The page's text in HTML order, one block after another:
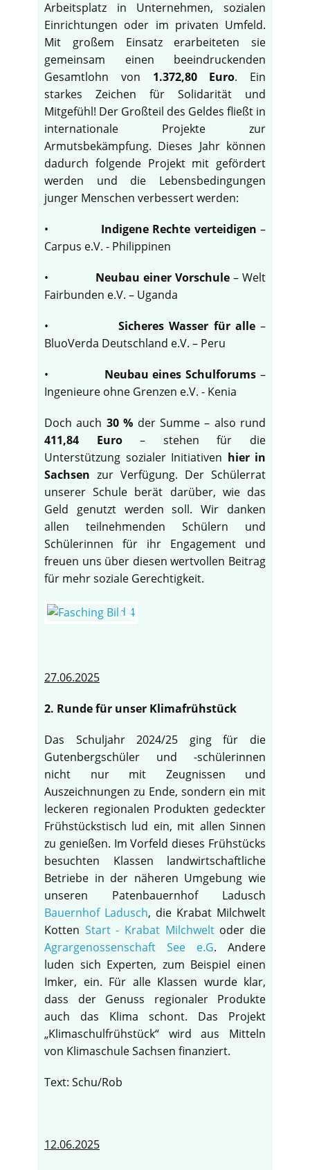
Arbeitsplatz in Unternehmen, sozialen
Einrichtungen oder im privaten Umfeld.
Mit großem Einsatz erarbeiteten sie
gemeinsam einen beeindruckenden
Gesamtlohn von 1.372,80 Euro. Ein
starkes Zeichen für Solidarität und
Mitgefühl! Der Großteil des Geldes fließt in
internationale Projekte zur
Armutsbekämpfung. Dieses Jahr können
dadurch folgende Projekt mit gefördert
werden und die Lebensbedingungen
junger Menschen verbessert werden:
• Indigene Rechte verteidigen –
Carpus e.V. - Philippinen
• Neubau einer Vorschule – Welt
Fairbunden e.V. – Uganda
•Sicheres Wasser für alle–
BluoVerda Deutschland e.V. – Peru
• Neubau eines Schulforums –
Ingenieure ohne Grenzen e.V. - Kenia
Doch auch 30 % der Summe – also rund
411,84 Euro– stehen für die
Unterstützung sozialer Initiativen hier in
Sachsen zur Verfügung. Der Schülerrat
unserer Schule berät darüber, wie das
Geld genutzt werden soll. Wir danken
allen teilnehmenden Schülern und
Schülerinnen für ihr Engagement und
freuen uns über diesen wertvollen Beitrag
für mehr soziale Gerechtigkeit.
27.06.2025
2. Runde für unser Klimafrühstück
Das Schuljahr 2024/25 ging für die
Gutenbergschüler und -schülerinnen
nicht nur mit Zeugnissen und
Auszeichnungen zu Ende, sondern ein mit
leckeren regionalen Produkten gedeckter
Frühstückstisch lud ein, mit allen Sinnen
zu genießen. Im Vorfeld dieses Frühstücks
besuchten Klassen landwirtschaftliche
Betriebe in der näheren Umgebung wie
unseren Patenbauernhof Ladusch
Bauernhof Ladusch, die Krabat Milchwelt
Kotten Start - Krabat Milchweltoder die
Agrargenossenschaft See e.G. Andere
luden sich Experten, zum Beispiel einen
Imker, ein. Für alle Klassen wurde klar,
dass der Genuss regionaler Produkte
auch das Klima schont. Das Projekt
„Klimaschulfrühstück“ wird aus Mitteln
von Klimaschule Sachsen finanziert.
Text: Schu/Rob
12.06.2025